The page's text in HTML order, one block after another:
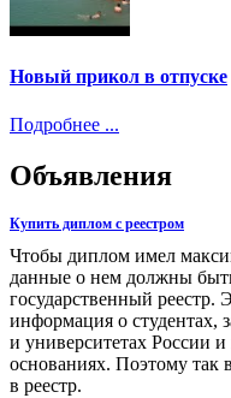
Новый прикол в отпуске
Подробнее ...
Объявления
Купить диплом с реестром
Чтобы диплом имел
данные о нем должны
государственный реестр.
информация о студентах,
и университетах России
основаниях. Поэтому так
в реестр.